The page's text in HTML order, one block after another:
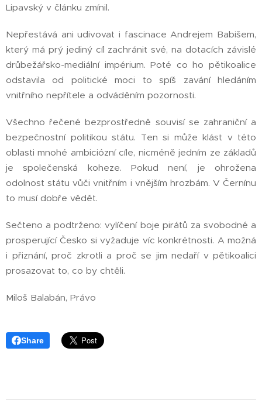
Lipavský v článku zmínil.
Nepřestává ani udivovat i fascinace Andrejem Babišem,
který má prý jediný cíl zachránit své, na dotacích závislé
drůbežářsko-mediální impérium. Poté co ho pětikoalice
odstavila od politické moci to spíš zavání hledáním
vnitřního nepřítele a odváděním pozornosti.
Všechno řečené bezprostředně souvisí se zahraniční a
bezpečnostní politikou státu. Ten si může klást v této
oblasti mnohé ambiciózní cíle, nicméně jedním ze základů
je společenská koheze. Pokud není, je ohrožena
odolnost státu vůči vnitřním i vnějším hrozbám. V Černínu
to musí dobře vědět.
Sečteno a podtrženo: vylíčení boje pirátů za svobodné a
prosperující Česko si vyžaduje víc konkrétnosti. A možná
i přiznání, proč zkrotli a proč se jim nedaří v pětikoalici
prosazovat to, co by chtěli.
Miloš Balabán, Právo
Share